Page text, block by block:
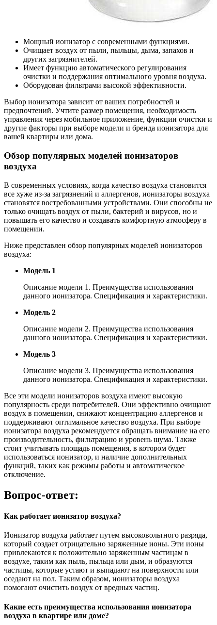
Мощный ионизатор с современными функциями.
Очищает воздух от пыли, пыльцы, дыма, запахов и
других загрязнителей.
Имеет функцию автоматического регулирования
очистки и поддержания оптимального уровня воздуха.
Оборудован фильтрами высокой эффективности.
Выбор ионизатора зависит от ваших потребностей и
предпочтений. Учтите размер помещения, необходимость
управления через мобильное приложение, функции очистки и
другие факторы при выборе модели и бренда ионизатора для
вашей квартиры или дома.
Обзор популярных моделей ионизаторов
воздуха
В современных условиях, когда качество воздуха становится
все хуже из-за загрязнений и аллергенов, ионизаторы воздуха
становятся востребованными устройствами. Они способны не
только очищать воздух от пыли, бактерий и вирусов, но и
повышать его качество и создавать комфортную атмосферу в
помещении.
Ниже представлен обзор популярных моделей ионизаторов
воздуха:
Модель 1
Описание модели 1. Преимущества использования
данного ионизатора. Спецификация и характеристики.
Модель 2
Описание модели 2. Преимущества использования
данного ионизатора. Спецификация и характеристики.
Модель 3
Описание модели 3. Преимущества использования
данного ионизатора. Спецификация и характеристики.
Все эти модели ионизаторов воздуха имеют высокую
популярность среди потребителей. Они эффективно очищают
воздух в помещении, снижают концентрацию аллергенов и
поддерживают оптимальное качество воздуха. При выборе
ионизатора воздуха рекомендуется обращать внимание на его
производительность, фильтрацию и уровень шума. Также
стоит учитывать площадь помещения, в котором будет
использоваться ионизатор, и наличие дополнительных
функций, таких как режимы работы и автоматическое
отключение.
Вопрос-ответ:
Как работает ионизатор воздуха?
Ионизатор воздуха работает путем высоковольтного разряда,
который создает отрицательно заряженные ионы. Эти ионы
привлекаются к положительно заряженным частицам в
воздухе, таким как пыль, пыльца или дым, и образуются
частицы, которые устают и выпадают на поверхности или
оседают на пол. Таким образом, ионизаторы воздуха
помогают очистить воздух от вредных частиц.
Какие есть преимущества использования ионизатора
воздуха в квартире или доме?